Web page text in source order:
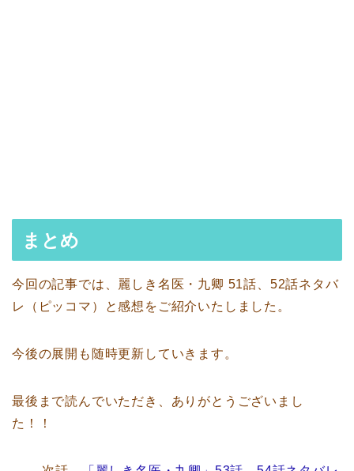
まとめ
今回の記事では、麗しき名医・九卿 51話、52話ネタバ
レ（ピッコマ）と感想をご紹介いたしました。
今後の展開も随時更新していきます。
最後まで読んでいただき、ありがとうございまし
た！！